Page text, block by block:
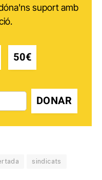
suport amb
50€
DONAR
sindicats